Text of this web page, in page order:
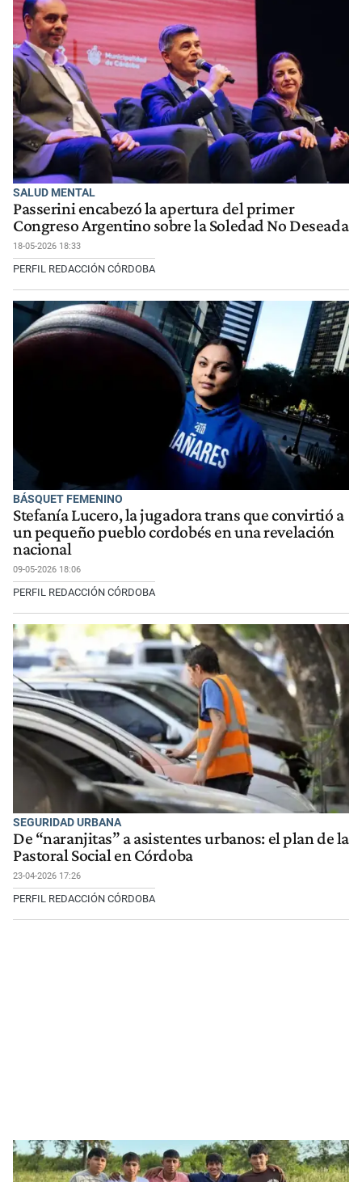
SALUD MENTAL
Passerini encabezó la apertura del primer
Congreso Argentino sobre la Soledad No Deseada
18-05-2026 18:33
PERFIL REDACCIÓN CÓRDOBA
BÁSQUET FEMENINO
Stefanía Lucero, la jugadora trans que convirtió a
un pequeño pueblo cordobés en una revelación
nacional
09-05-2026 18:06
PERFIL REDACCIÓN CÓRDOBA
SEGURIDAD URBANA
De “naranjitas” a asistentes urbanos: el plan de la
Pastoral Social en Córdoba
23-04-2026 17:26
PERFIL REDACCIÓN CÓRDOBA